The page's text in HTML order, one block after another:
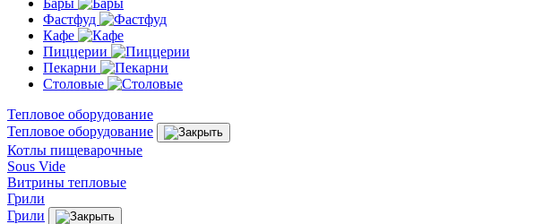
Фастфуд
Кафе
Пиццерии
Пекарни
Столовые
Тепловое оборудование
Тепловое оборудование
Котлы пищеварочные
Sous Vide
Витрины тепловые
Грили
Грили